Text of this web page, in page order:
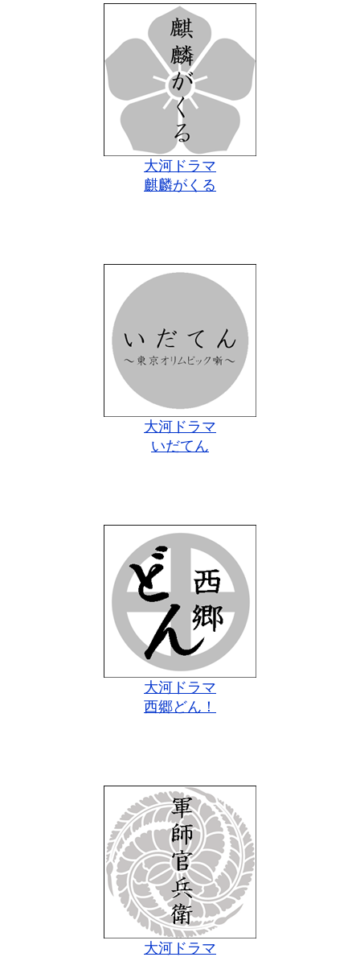
大河ドラマ
麒麟がくる
大河ドラマ
いだてん
大河ドラマ
西郷どん！
大河ドラマ